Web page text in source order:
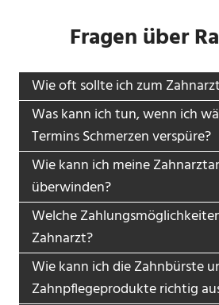
Fragen über
Wie oft sollte ich zum
Was kann ich tun, wenn ich
Termins Schmerzen verspüre?
Wie kann ich meine
überwinden?
Welche
Zahnarzt?
Wie kann ich die Zahnbürste
Zahnpflegeprodukte richtig